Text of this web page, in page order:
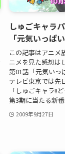
しゅごキャラ
「元気いっぱ
この記事はアニメ
ニメを見た感想は
第01話「元気いっ
テレビ東京では先
「しゅごキャラ!!
第3期に当たる新
2009年9月27日